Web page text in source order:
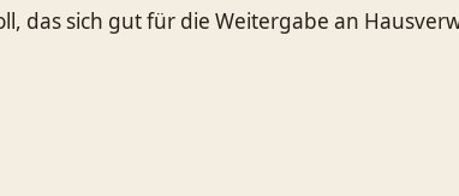
das sich gut für die Weitergabe an